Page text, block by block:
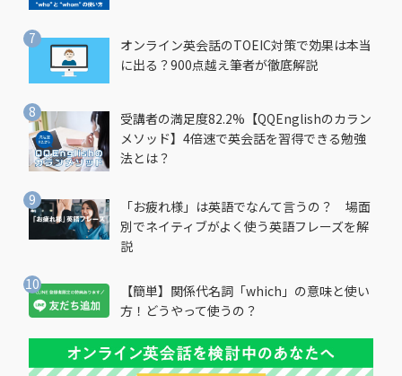
オンライン英会話のTOEIC対策で効果は本当
に出る？900点越え筆者が徹底解説
受講者の満足度82.2%【QQEnglishのカラン
メソッド】4倍速で英会話を習得できる勉強
法とは？
「お疲れ様」は英語でなんて言うの？ 場面
別でネイティブがよく使う英語フレーズを解
説
【簡単】関係代名詞「which」の意味と使い
方！どうやって使うの？